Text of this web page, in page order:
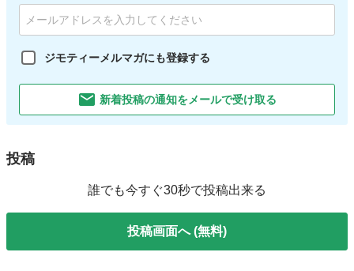
ジモティーメルマガにも登録する
新着投稿の通知をメールで受け取る
投稿
誰でも今すぐ30秒で投稿出来る
投稿画面へ (無料)